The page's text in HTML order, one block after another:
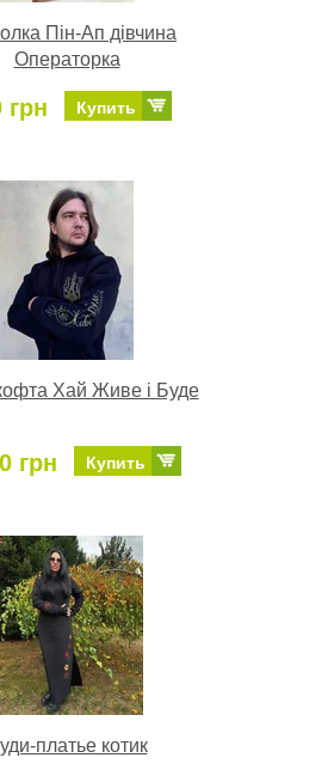
Пін-Ап дівчина
Операторка
грн Купить
Хай Живе і Буде
грн Купить
платье котик